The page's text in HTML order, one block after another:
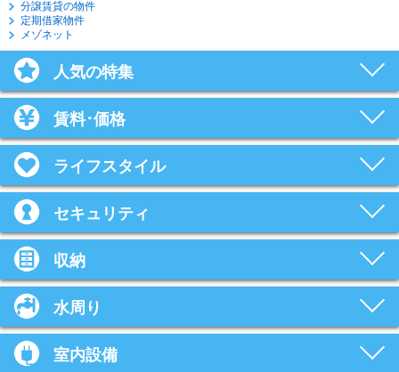
分譲賃貸の物件
定期借家物件
メゾネット
人気の特集
賃料･価格
ライフスタイル
セキュリティ
収納
水周り
室内設備